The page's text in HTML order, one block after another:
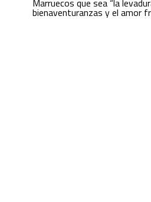
bienaventuranzas y el amor